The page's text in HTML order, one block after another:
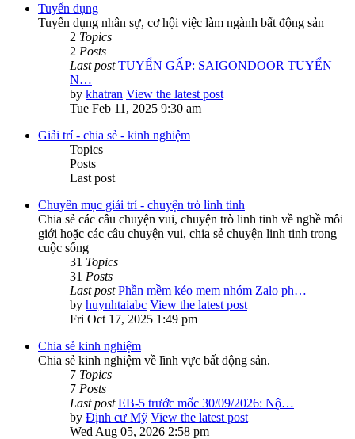
Tuyển dụng
Tuyển dụng nhân sự, cơ hội việc làm ngành bất động sản
2 Topics
2 Posts
Last post TUYỂN GẤP: SAIGONDOOR TUYỂN
N…
by khatran View the latest post
Tue Feb 11, 2025 9:30 am
Giải trí - chia sẻ - kinh nghiệm
Topics
Posts
Last post
Chuyên mục giải trí - chuyện trò linh tinh
Chia sẻ các câu chuyện vui, chuyện trò linh tinh về nghề môi
giới hoặc các câu chuyện vui, chia sẻ chuyện linh tinh trong
cuộc sống
31 Topics
31 Posts
Last post Phần mềm kéo mem nhóm Zalo ph…
by huynhtaiabc View the latest post
Fri Oct 17, 2025 1:49 pm
Chia sẻ kinh nghiệm
Chia sẻ kinh nghiệm về lĩnh vực bất động sản.
7 Topics
7 Posts
Last post EB-5 trước mốc 30/09/2026: Nộ…
by Định cư Mỹ View the latest post
Wed Aug 05, 2026 2:58 pm